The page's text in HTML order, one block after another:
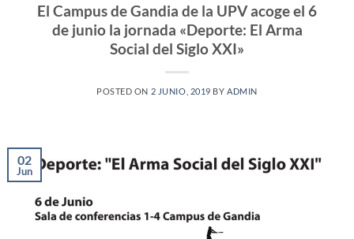
El Campus de Gandia de la UPV acoge el 6
de junio la jornada «Deporte: El Arma
Social del Siglo XXI»
POSTED ON 2 JUNIO, 2019 BYADMIN
02
Jun